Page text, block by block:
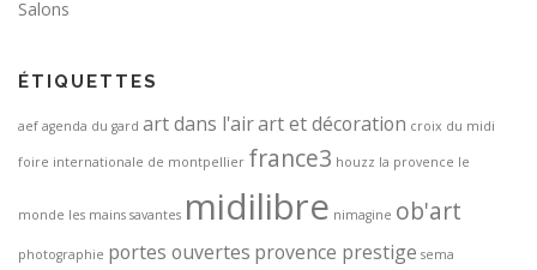
Salons
ÉTIQUETTES
aef agenda du gard art dans l'airart et décoration croix du midi
foire internationale de montpellier france3 houzz la provence le
monde les mains savantes midilibre nimagine ob'art
photographie portes ouvertes provence prestige sema